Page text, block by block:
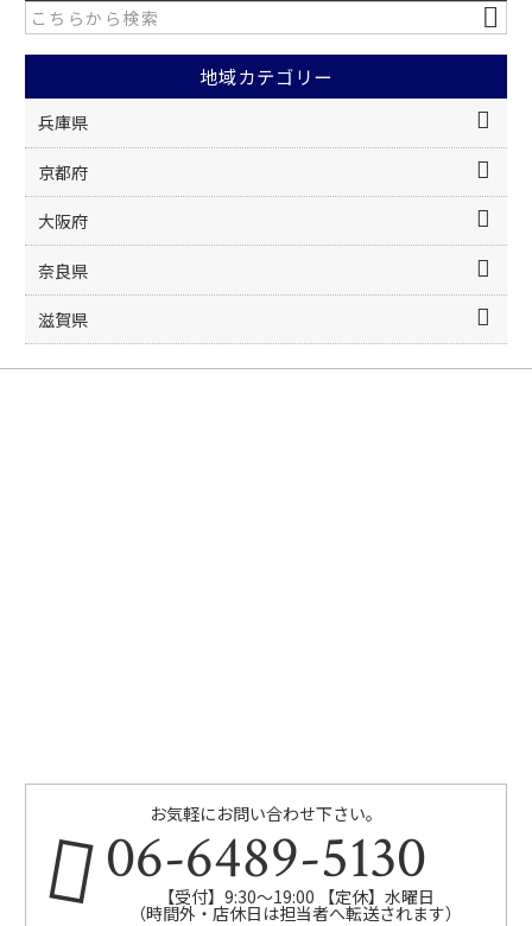
地域カテゴリー
兵庫県
京都府
大阪府
奈良県
滋賀県
お気軽にお問い合わせ下さい。
06-6489-5130
【受付】9:30～19:00 【定休】水曜日
（時間外・店休日は担当者へ転送されます）